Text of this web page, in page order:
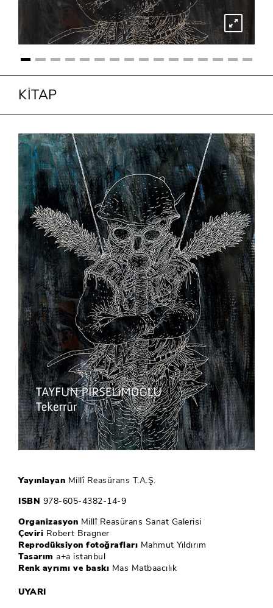
KİTAP
Yayınlayan Millî Reasürans T.A.Ş.
ISBN 978-605-4382-14-9
Organizasyon Millî Reasürans Sanat Galerisi
Çeviri Robert Bragner
Reprodüksiyon fotoğrafları Mahmut Yıldırım
Tasarım a+a istanbul
Renk ayrımı ve baskı Mas Matbaacılık
UYARI